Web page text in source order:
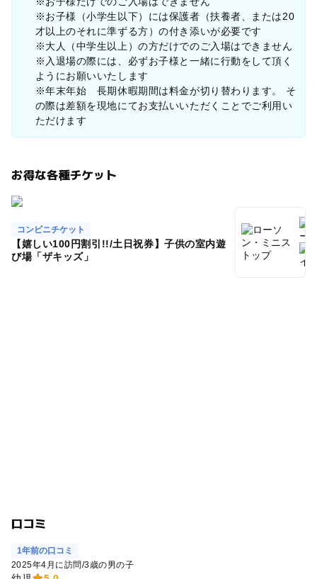
※お子様（小学生以下）には保護者（扶養者、または20
才以上のそれに準ずる方）の付き添いが必要です
※大人（中学生以上）の方だけでのご入場はできません
※入退場の際には、必ずお子様と一緒に行動をして頂く
ようにお願いいたします
※年末年始 長期休暇期間は料金が切り替わります。 そ
の際は差額を現地にてお支払いいただくことでご利用い
ただけます
お得な各種チケット
コンビニチケット
【嬉しい100円割引!!/土日祝券】子供の室内遊
び場「ザキッズ」
口コミ
1年前の口コミ
2025年4月に訪問/3歳の男の子